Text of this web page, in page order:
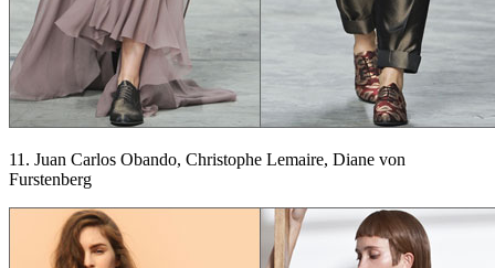
11. Juan Carlos Obando, Christophe Lemaire, Diane von
Furstenberg